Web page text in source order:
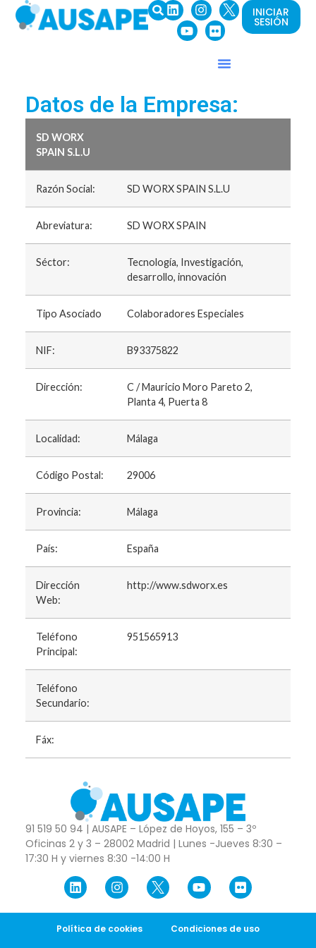
INICIAR
SESIÓN
Datos de la Empresa:
SD WORX
SPAIN S.L.U
Razón Social: SD WORX SPAIN S.L.U
Abreviatura: SD WORX SPAIN
Séctor:
Tecnología, Investigación,
desarrollo, innovación
Tipo Asociado Colaboradores Especiales
NIF: B93375822
Dirección:
C / Mauricio Moro Pareto 2,
Planta 4, Puerta 8
Localidad: Málaga
Código Postal: 29006
Provincia: Málaga
País: España
Dirección
Web:
http://www.sdworx.es
Teléfono
Principal:
951565913
Teléfono
Secundario:
Fáx:
91 519 50 94 | AUSAPE – López de Hoyos, 155 – 3º
Oficinas 2 y 3 – 28002 Madrid | Lunes -Jueves 8:30 –
17:30 H y viernes 8:30 -14:00 H
Política de cookies Condiciones de uso